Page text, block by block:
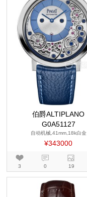
伯爵ALTIPLANO
G0A51127
自动机械,41mm,18k白金
¥343000
3 0 19